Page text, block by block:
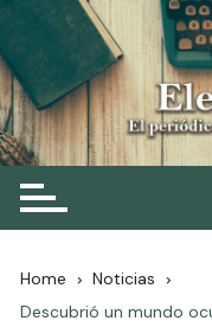
Skip
to
content
Elescritor.es
El periódico digital de
Home
Noticias
Descubrió un mundo